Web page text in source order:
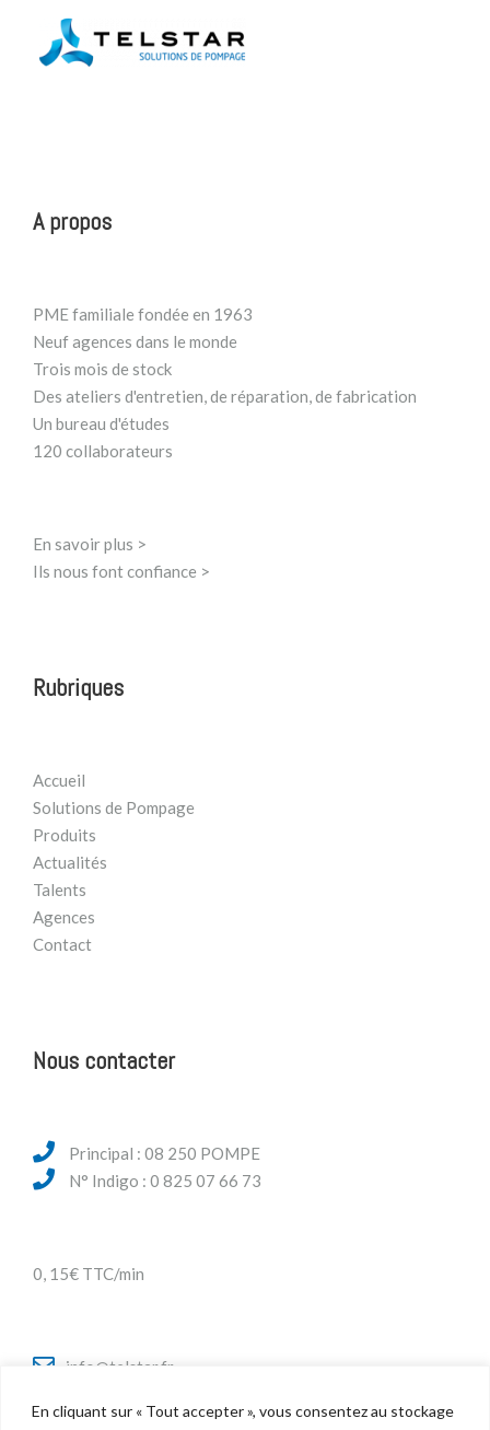
En cliquant sur « Tout accepter », vous consentez au stockage
A propos
PME familiale fondée en 1963
Neuf agences dans le monde
Trois mois de stock
Des ateliers d'entretien, de réparation, de fabrication
Un bureau d'études
120 collaborateurs
En savoir plus >
Ils nous font confiance >
Rubriques
Accueil
Solutions de Pompage
Produits
Actualités
Talents
Agences
Contact
Nous contacter
Principal : 08 250 POMPE
N° Indigo : 0 825 07 66 73
0, 15€ TTC/min
info@telstar.fr